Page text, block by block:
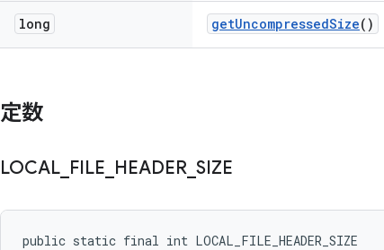
long getUncompressedSize()
定数
LOCAL FILE HEADER SIZE
public static final int LOCAL_FILE_HEADER_SIZE